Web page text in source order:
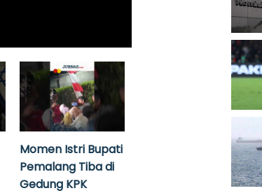
Momen Istri Bupati
Pemalang Tiba di
Gedung KPK